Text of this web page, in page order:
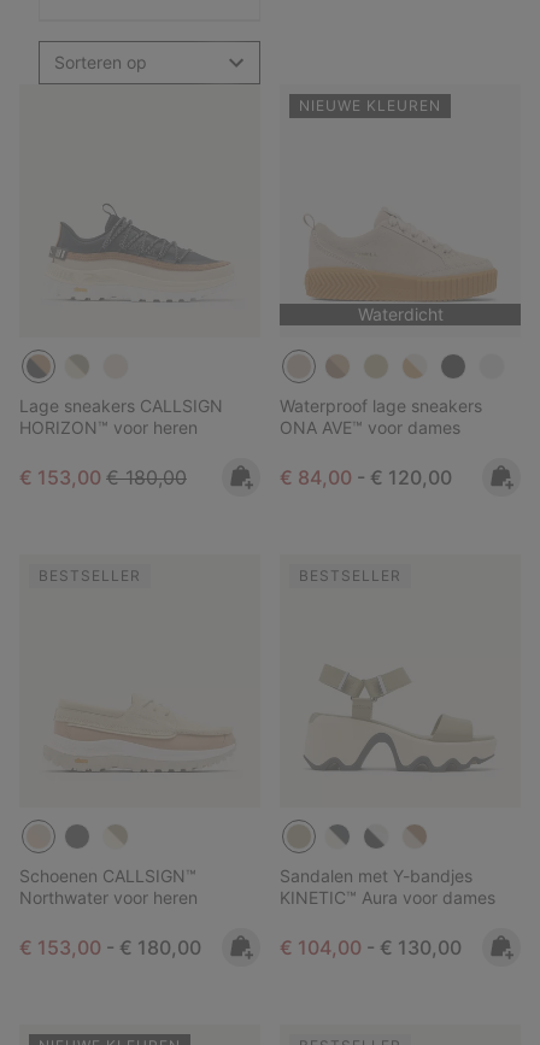
Sorteren op
Lage sneakers CALLSIGN
HORIZON™ voor heren
Sale price:
€ 153,00 Regular price:
€ 180,00
NIEUWE KLEUREN
Waterdicht
Waterproof lage sneakers
ONA AVE™ voor dames
Minimum sale price:
€ 84,00 - Maximum price:
€ 120,00
BESTSELLER
Schoenen CALLSIGN™
Northwater voor heren
Minimum sale price:
€ 153,00 - Maximum price:
€ 180,00
BESTSELLER
Sandalen met Y-bandjes
KINETIC™ Aura voor dames
Minimum sale price:
€ 104,00 - Maximum price:
€ 130,00